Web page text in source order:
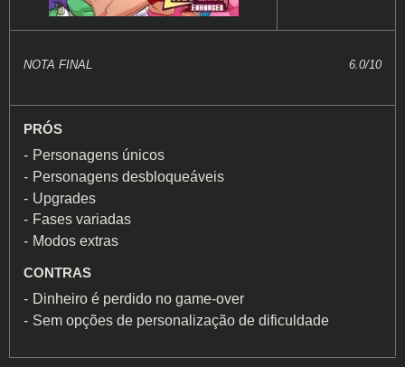
NOTA FINAL 6.0/10
PRÓS
Personagens únicos
Personagens desbloqueáveis
Upgrades
Fases variadas
Modos extras
CONTRAS
Dinheiro é perdido no game-over
Sem opções de personalização de dificuldade